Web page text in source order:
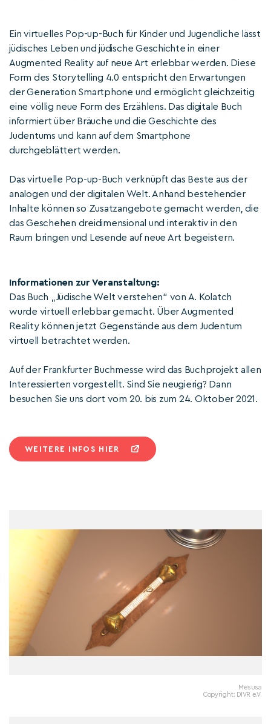
Ein virtuelles Pop-up-Buch für Kinder und Jugendliche lässt
jüdisches Leben und jüdische Geschichte in einer
Augmented Reality auf neue Art erlebbar werden. Diese
Form des Storytelling 4.0 entspricht den Erwartungen
der Generation Smartphone und ermöglicht gleichzeitig
eine völlig neue Form des Erzählens. Das digitale Buch
informiert über Bräuche und die Geschichte des
Judentums und kann auf dem Smartphone
durchgeblättert werden.
Das virtuelle Pop-up-Buch verknüpft das Beste aus der
analogen und der digitalen Welt. Anhand bestehender
Inhalte können so Zusatzangebote gemacht werden, die
das Geschehen dreidimensional und interaktiv in den
Raum bringen und Lesende auf neue Art begeistern.
Informationen zur Veranstaltung:
Das Buch „Jüdische Welt verstehen“ von A. Kolatch
wurde virtuell erlebbar gemacht. Über Augmented
Reality können jetzt Gegenstände aus dem Judentum
virtuell betrachtet werden.
Auf der Frankfurter Buchmesse wird das Buchprojekt allen
Interessierten vorgestellt. Sind Sie neugierig? Dann
besuchen Sie uns dort vom 20. bis zum 24. Oktober 2021.
WEITERE INFOS HIER
Mesusa
Copyright: DIVR e.V.